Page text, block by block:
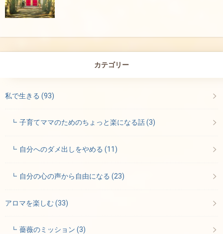
カテゴリー
私で生きる (93)
子育てママのためのちょっと楽になる話(3)
自分へのダメ出しをやめる(11)
自分の心の声から自由になる(23)
アロマを楽しむ(33)
薔薇のミッション(3)